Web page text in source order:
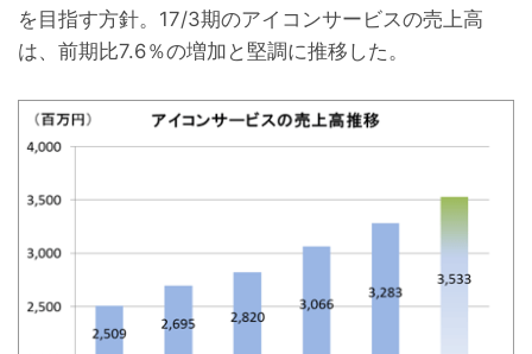
を目指す方針。17/3期のアイコンサービスの売上高
は、前期比7.6％の増加と堅調に推移した。